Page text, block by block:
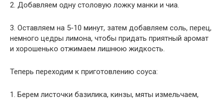
2. Добавляем одну столовую ложку манки и чиа.
3. Оставляем на 5-10 минут, затем добавляем соль, перец,
немного цедры лимона, чтобы придать приятный аромат
и хорошенько отжимаем лишнюю жидкость.
Теперь переходим к приготовлению соуса:
1. Берем листочки базилика, кинзы, мяты измельчаем,